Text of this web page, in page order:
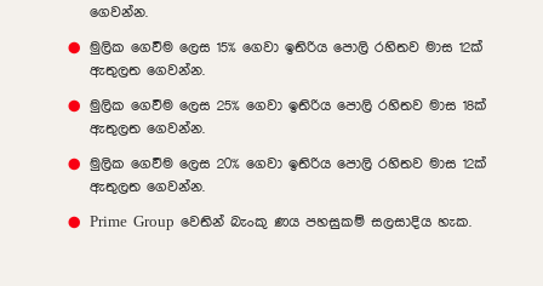
ගෙවන්න.
මුලික ගෙවීම ලෙස 15% ගෙවා ඉතිරිය පොලි රහිතව මාස 12ක්
ඇතුලත ගෙවන්න.
මුලික ගෙවීම ලෙස 25% ගෙවා ඉතිරිය පොලි රහිතව මාස 18ක්
ඇතුලත ගෙවන්න.
මුලික ගෙවීම ලෙස 20% ගෙවා ඉතිරිය පොලි රහිතව මාස 12ක්
ඇතුලත ගෙවන්න.
Prime Group වෙතින් බැංකු ණය පහසුකම් සලසාදිය හැක.